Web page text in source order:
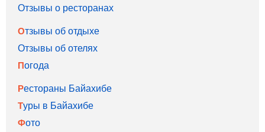
Отзывы о ресторанах
Отзывы об отдыхе
Отзывы об отелях
Погода
Рестораны Байахибе
Туры в Байахибе
Фото